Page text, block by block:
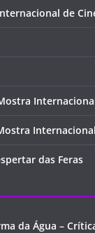
de
das Feras
da Água –